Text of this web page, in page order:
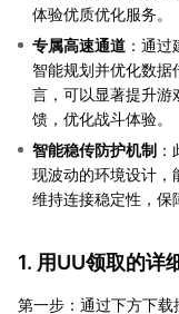
体验优质优化服务。
专属高速通道 ：通
智能规划并优化数据
言，可以显著提升游
馈，优化战斗体验。
智能稳传防护机制
现波动的环境设计，
维持连接稳定性，保
1. 用UU领取的详
第一步：通过下方下载